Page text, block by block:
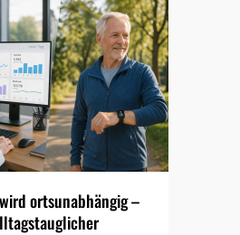
ortsunabhängig –